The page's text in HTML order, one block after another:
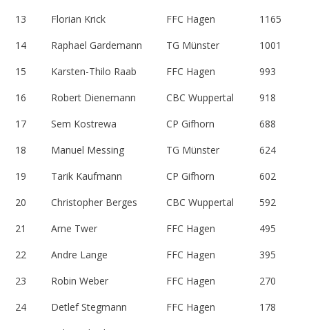
13
Florian Krick FFC Hagen
1165
14
Raphael Gardemann TG Münster
1001
15
Karsten-Thilo Raab FFC Hagen
993
16
Robert Dienemann CBC Wuppertal
918
17
Sem Kostrewa CP Gifhorn
688
18
Manuel Messing TG Münster
624
19
Tarik Kaufmann CP Gifhorn
602
20
Christopher Berges CBC Wuppertal
592
21
Arne Twer FFC Hagen
495
22
Andre Lange FFC Hagen
395
23
Robin Weber FFC Hagen
270
24
Detlef Stegmann FFC Hagen
178